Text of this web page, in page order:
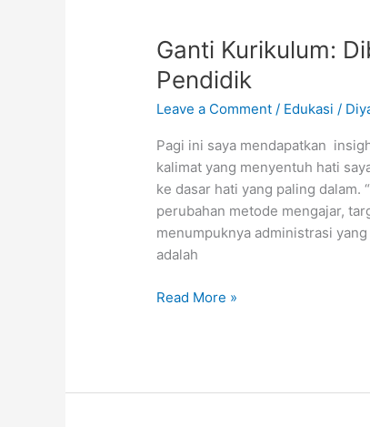
Ganti Kurikulum:
Pendidik
Leave a Comment / Edukasi /
Pagi ini saya mendapatkan
kalimat yang menyentuh hati
ke dasar hati yang paling
perubahan metode mengajar,
menumpuknya administrasi
adalah
Ganti
Read More »